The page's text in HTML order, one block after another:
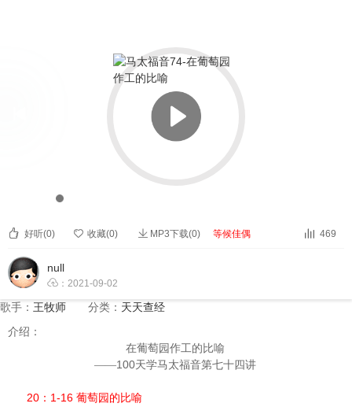
 好听(0)  收藏(0)  MP3下载(0) 等候佳偶  469
null
 ：2021-09-02
歌手： 王牧师 分类： 天天查经
介绍：
在葡萄园作工的比喻
——100天学马太福音第七十四讲
20 ： 1-16 葡萄园的比喻